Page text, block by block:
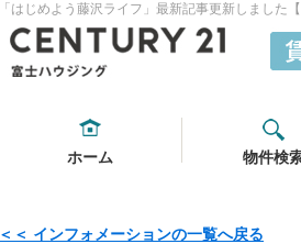
「はじめよう藤沢ライフ」最新記事更新しまし
ホーム 物件検
＜＜ インフォメーションの一覧へ戻る